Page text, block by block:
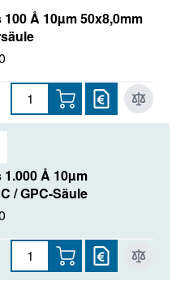
100 Å 10µm 50x8,0mm
1.000 Å 10µm
/ GPC-Säule